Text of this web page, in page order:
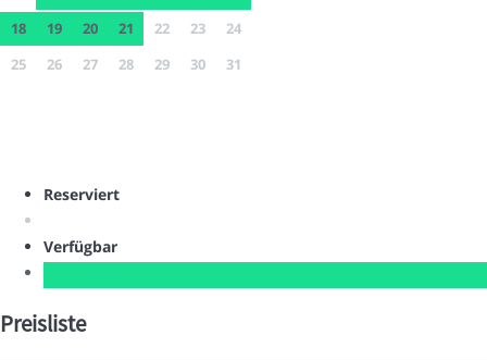
18
19 20 21 22 23
24
25
26 27 28 29 30 31
Reserviert
Verfügbar
Preisliste